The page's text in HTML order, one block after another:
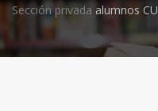
Sección privada alumnos